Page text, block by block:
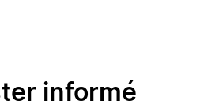
informé